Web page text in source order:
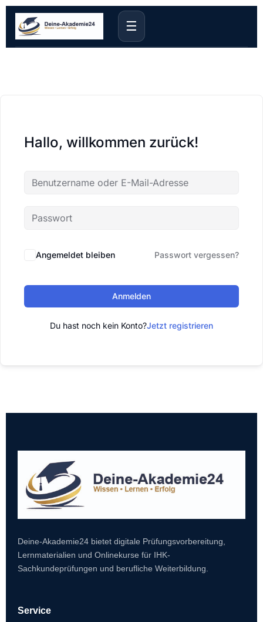
☰
Hallo, willkommen zurück!
Angemeldet bleiben Passwort vergessen?
Anmelden
Du hast noch kein Konto?Jetzt registrieren
Deine-Akademie24 bietet digitale Prüfungsvorbereitung,
Lernmaterialien und Onlinekurse für IHK-
Sachkundeprüfungen und berufliche Weiterbildung.
Service